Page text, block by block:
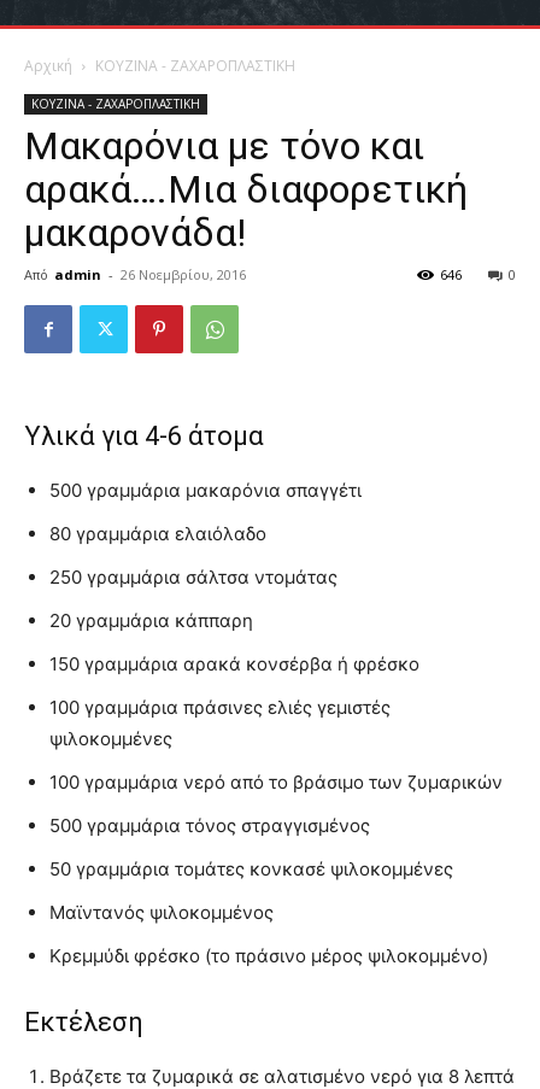
Αρχική ΚΟΥΖΙΝΑ - ΖΑΧΑΡΟΠΛΑΣΤΙΚΗ
ΚΟΥΖΙΝΑ - ΖΑΧΑΡΟΠΛΑΣΤΙΚΗ
Μακαρόνια με τόνο και
αρακά….Μια διαφορετική
μακαρονάδα!
Από admin - 26 Νοεμβρίου, 2016 0
646
Υλικά για 4-6 άτομα
500 γραμμάρια μακαρόνια σπαγγέτι
80 γραμμάρια ελαιόλαδο
250 γραμμάρια σάλτσα ντομάτας
20 γραμμάρια κάππαρη
150 γραμμάρια αρακά κονσέρβα ή φρέσκο
100 γραμμάρια πράσινες ελιές γεμιστές
ψιλοκομμένες
100 γραμμάρια νερό από το βράσιμο των ζυμαρικών
500 γραμμάρια τόνος στραγγισμένος
50 γραμμάρια τομάτες κονκασέ ψιλοκομμένες
Μαϊντανός ψιλοκομμένος
Κρεμμύδι φρέσκο (το πράσινο μέρος ψιλοκομμένο)
Εκτέλεση
Βράζετε τα ζυμαρικά σε αλατισμένο νερό για 8 λεπτά